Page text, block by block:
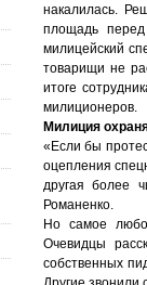
накалилась.
площадь
милицейский
товарищи не
итоге
милиционеров.
Милиция
«Если бы
оцепления
другая более
Романенко.
Но самое
Очевидцы
собственных